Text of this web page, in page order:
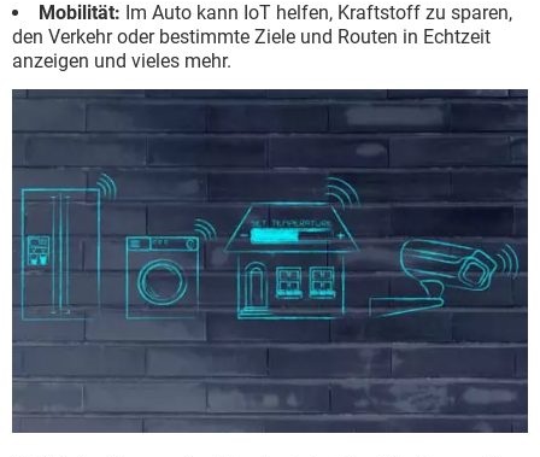
Mobilität: Im Auto kann IoT helfen, Kraftstoff zu sparen,
den Verkehr oder bestimmte Ziele und Routen in Echtzeit
anzeigen und vieles mehr.